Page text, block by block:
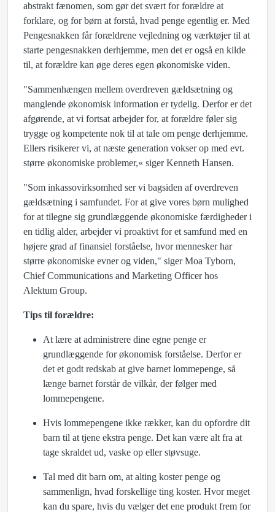
abstrakt fænomen, som gør det svært for forældre at
forklare, og for børn at forstå, hvad penge egentlig er. Med
Pengesnakken får forældrene vejledning og værktøjer til at
starte pengesnakken derhjemme, men det er også en kilde
til, at forældre kan øge deres egen økonomiske viden.
"Sammenhængen mellem overdreven gældsætning og
manglende økonomisk information er tydelig. Derfor er det
afgørende, at vi fortsat arbejder for, at forældre føler sig
trygge og kompetente nok til at tale om penge derhjemme.
Ellers risikerer vi, at næste generation vokser op med evt.
større økonomiske problemer,« siger Kenneth Hansen.
"Som inkassovirksomhed ser vi bagsiden af overdreven
gældsætning i samfundet. For at give vores børn mulighed
for at tilegne sig grundlæggende økonomiske færdigheder i
en tidlig alder, arbejder vi proaktivt for et samfund med en
højere grad af finansiel forståelse, hvor mennesker har
større økonomiske evner og viden," siger Moa Tyborn,
Chief Communications and Marketing Officer hos
Alektum Group.
Tips til forældre:
At lære at administrere dine egne penge er
grundlæggende for økonomisk forståelse. Derfor er
det et godt redskab at give barnet lommepenge, så
længe barnet forstår de vilkår, der følger med
lommepengene.
Hvis lommepengene ikke rækker, kan du opfordre dit
barn til at tjene ekstra penge. Det kan være alt fra at
tage skraldet ud, vaske op eller støvsuge.
Tal med dit barn om, at alting koster penge og
sammenlign, hvad forskellige ting koster. Hvor meget
kan du spare, hvis du vælger det ene produkt frem for